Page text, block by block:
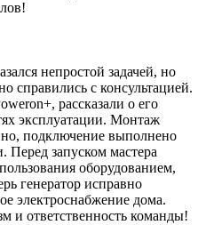
непростой задачей, но
справились с консультацией.
рассказали о его
эксплуатации. Монтаж
подключение выполнено
Перед запуском мастера
оборудованием,
генератор исправно
электроснабжение дома.
и ответственность команды!